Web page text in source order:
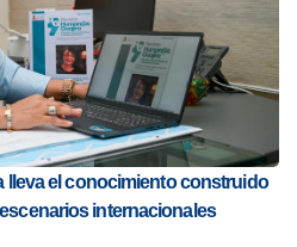
lleva el conocimiento construido
internacionales